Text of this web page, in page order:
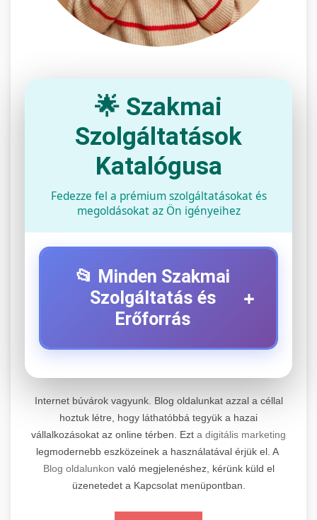
🌟 Szakmai
Szolgáltatások
Katalógusa
Fedezze fel a prémium szolgáltatásokat és
megoldásokat az Ön igényeihez
📂 Minden Szakmai
Szolgáltatás és
Erőforrás
+
+
Professzionális elektromos roller javítási és
karbantartási szolgáltatások. Szakértő
technikusaink minőségi szervízt nyújtanak
minden jelentős márkához és modellhez.
Szervizközpont Látogatása
📊 2. Online Marketing
Ügynökség
+
Átfogó online marketing szolgáltatások,
beleértve a SEO-t, közösségi média kezelést és
Internet búvárok vagyunk. Blog oldalunkat azzal a céllal
hoztuk létre, hogy láthatóbbá tegyük a hazai
vállalkozásokat az online térben. Ezt a digitális marketing
legmodernebb eszközeinek a használatával érjük el. A
Blog oldalunkon való megjelenéshez, kérünk küld el
üzenetedet a Kapcsolat menüpontban.